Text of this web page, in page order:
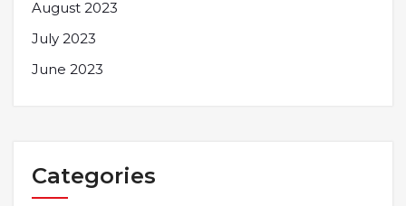
August 2023
July 2023
June 2023
Categories